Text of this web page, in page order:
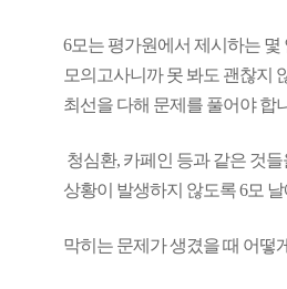
6모는 평가원에서 제시하는
모의고사니까 못 봐도 괜찮지
최선을 다해 문제를 풀어야 합
청심환, 카페인 등과 같은 것
상황이 발생하지 않도록 6모
막히는 문제가 생겼을 때 어떻